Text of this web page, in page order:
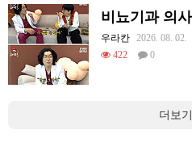
우라칸
2026. 08. 02.
422
0
더보기